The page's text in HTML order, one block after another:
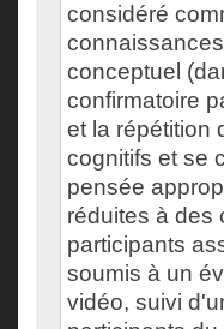
considéré
conceptuel
confirmatoire
et la répétition
cognitifs et se
pensée
réduites à des
participants
soumis à un
vidéo, suivi